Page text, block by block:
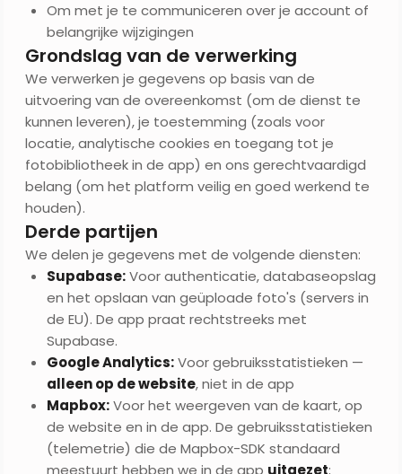
Om met je te communiceren over je account of
belangrijke wijzigingen
Grondslag van de verwerking
We verwerken je gegevens op basis van de
uitvoering van de overeenkomst (om de dienst te
kunnen leveren), je toestemming (zoals voor
locatie, analytische cookies en toegang tot je
fotobibliotheek in de app) en ons gerechtvaardigd
belang (om het platform veilig en goed werkend te
houden).
Derde partijen
We delen je gegevens met de volgende diensten:
Supabase:Voor authenticatie, databaseopslag
en het opslaan van geüploade foto's (servers in
de EU). De app praat rechtstreeks met
Supabase.
Google Analytics:Voor gebruiksstatistieken —
alleen op de website, niet in de app
Mapbox:Voor het weergeven van de kaart, op
de website en in de app. De gebruiksstatistieken
(telemetrie) die de Mapbox-SDK standaard
meestuurt hebben we in de app uitgezet;